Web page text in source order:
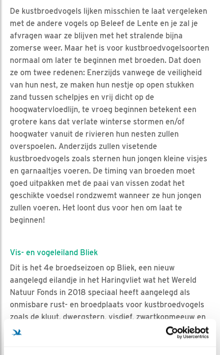
De kustbroedvogels lijken misschien te laat vergeleken
met de andere vogels op Beleef de Lente en je zal je
afvragen waar ze blijven met het stralende bijna
zomerse weer. Maar het is voor kustbroedvogelsoorten
normaal om later te beginnen met broeden. Dat doen
ze om twee redenen: Enerzijds vanwege de veiligheid
van hun nest, ze maken hun nestje op open stukken
zand tussen schelpjes en vrij dicht op de
hoogwatervloedlijn, te vroeg beginnen betekent een
grotere kans dat verlate winterse stormen en/of
hoogwater vanuit de rivieren hun nesten zullen
overspoelen. Anderzijds zullen visetende
kustbroedvogels zoals sternen hun jongen kleine visjes
en garnaaltjes voeren. De timing van broeden moet
goed uitpakken met de paai van vissen zodat het
geschikte voedsel rondzwemt wanneer ze hun jongen
zullen voeren. Het loont dus voor hen om laat te
beginnen!
Vis- en vogeleiland Bliek
Dit is het 4e broedseizoen op Bliek, een nieuw
aangelegd eilandje in het Haringvliet wat het Wereld
Natuur Fonds in 2018 speciaal heeft aangelegd als
onmisbare rust- en broedplaats voor kustbroedvogels
zoals de kluut, dwergstern, visdief, zwartkopmeeuw en
klein plevier en voor (trek)vissen zoals de steur, zalm,
elft, sprot en haring om er te paaien, rusten of als jonge